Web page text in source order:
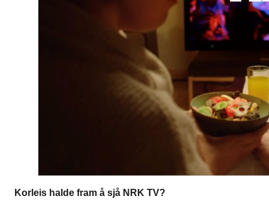
Korleis halde fram å sjå NRK TV?